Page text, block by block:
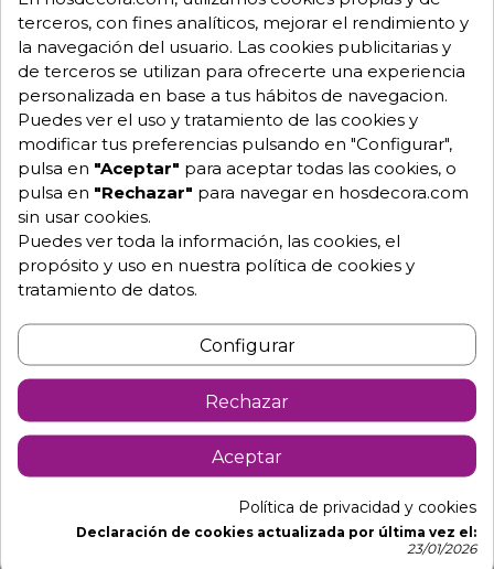
Equipo de expertos a tu servicio.
Garantía mínima de 1 año.
Pago 100% seguro.
Consulta tus dudas con nosotros.
976 25 59 91
info@hosdecora.com
Descripción Detalles de producto
terceros, con fines analíticos, mejorar el rendimiento y
la navegación del usuario. Las cookies publicitarias y
de terceros se utilizan para ofrecerte una experiencia
personalizada en base a tus hábitos de navegacion.
Puedes ver el uso y tratamiento de las cookies y
modificar tus preferencias pulsando en "Configurar",
pulsa en "Aceptar" para aceptar todas las cookies, o
pulsa en "Rechazar" para navegar en hosdecora.com
sin usar cookies.
Puedes ver toda la información, las cookies, el
propósito y uso en nuestra política de cookies y
tratamiento de datos.
Configurar
Rechazar
Aceptar
Política de privacidad y cookies
Declaración de cookies actualizada por última vez el:
23/01/2026